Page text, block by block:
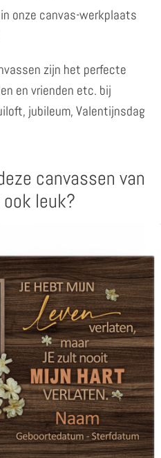
onze canvas-werkplaats
zijn het perfecte
en vrienden etc. bij
jubileum, Valentijnsdag
canvassen van
ook leuk?